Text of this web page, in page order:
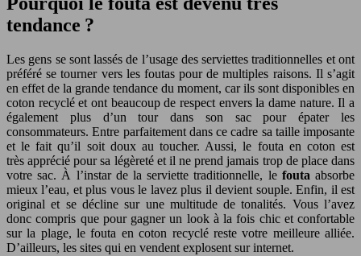
tendance ?
Les gens se sont lassés de l’usage des serviettes traditionnelles et ont
préféré se tourner vers les foutas pour de multiples raisons. Il s’agit
en effet de la grande tendance du moment, car ils sont disponibles en
coton recyclé et ont beaucoup de respect envers la dame nature. Il a
également plus d’un tour dans son sac pour épater les
consommateurs. Entre parfaitement dans ce cadre sa taille imposante
et le fait qu’il soit doux au toucher. Aussi, le fouta en coton est
très apprécié pour sa légèreté et il ne prend jamais trop de place dans
votre sac. À l’instar de la serviette traditionnelle, le fouta absorbe
mieux l’eau, et plus vous le lavez plus il devient souple. Enfin, il est
original et se décline sur une multitude de tonalités. Vous l’avez
donc compris que pour gagner un look à la fois chic et confortable
sur la plage, le fouta en coton recyclé reste votre meilleure alliée.
D’ailleurs, les sites qui en vendent explosent sur internet.